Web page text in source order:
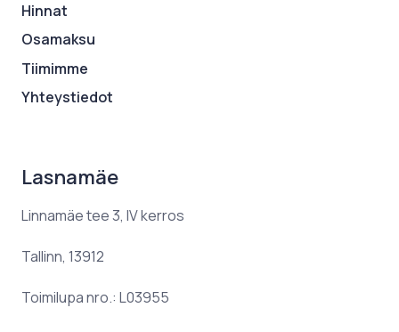
Hinnat
Osamaksu
Tiimimme
Yhteystiedot
Lasnamäe
Linnamäe tee 3, IV kerros
Tallinn, 13912
Toimilupa nro.: L03955